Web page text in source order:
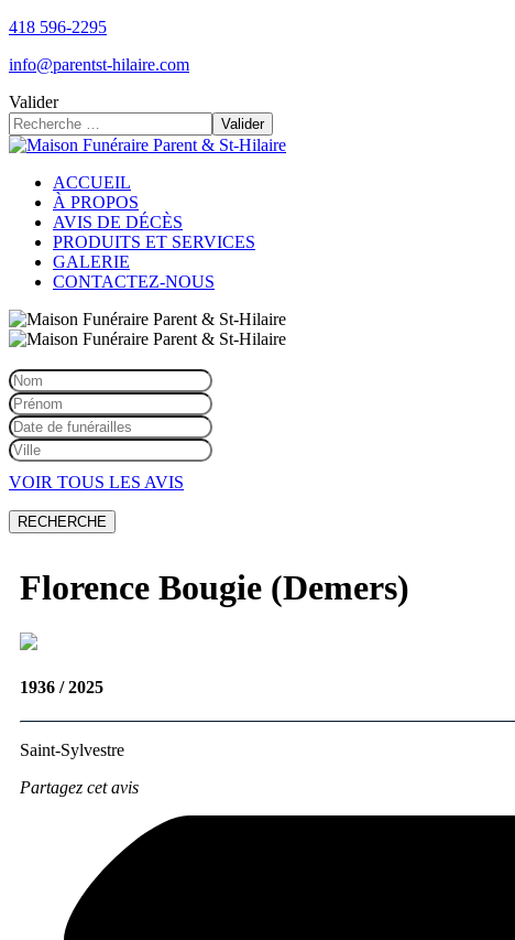
418 596-2295
info@parentst-hilaire.com
Valider
Valider
ACCUEIL
À PROPOS
AVIS DE DÉCÈS
PRODUITS ET SERVICES
GALERIE
CONTACTEZ-NOUS
VOIR TOUS LES AVIS
Florence Bougie (Demers)
1936 / 2025
Saint-Sylvestre
Partagez cet avis